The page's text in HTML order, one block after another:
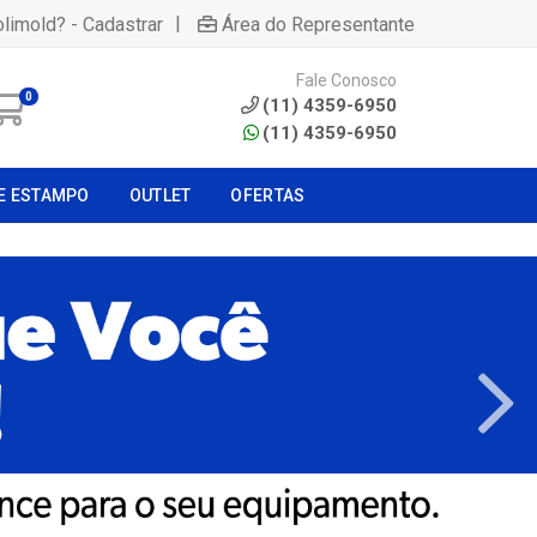
- Cadastrar | Área do Representante
0
Fale Conosco
(11) 4359-6950
(11) 4359-6950
ESTAMPO OUTLET OFERTAS